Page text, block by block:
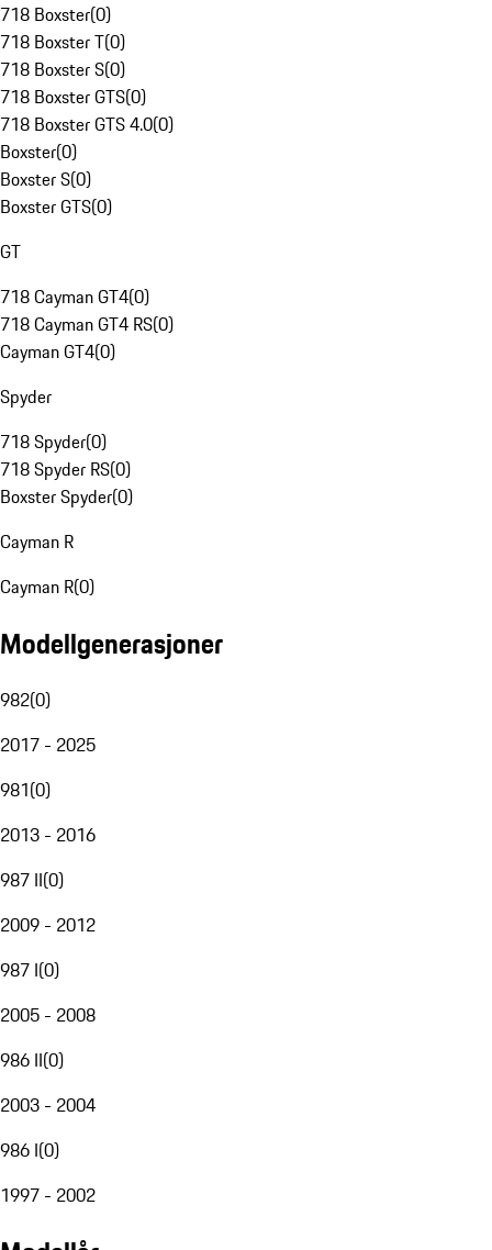
718 Boxster(0)
718 Boxster T(0)
718 Boxster S(0)
718 Boxster GTS(0)
718 Boxster GTS 4.0(0)
Boxster(0)
Boxster S(0)
Boxster GTS(0)
GT
718 Cayman GT4(0)
718 Cayman GT4 RS(0)
Cayman GT4(0)
Spyder
718 Spyder(0)
718 Spyder RS(0)
Boxster Spyder(0)
Cayman R
Cayman R(0)
Modellgenerasjoner
982(0)
2017 - 2025
981(0)
2013 - 2016
987 II(0)
2009 - 2012
987 I(0)
2005 - 2008
986 II(0)
2003 - 2004
986 I(0)
1997 - 2002